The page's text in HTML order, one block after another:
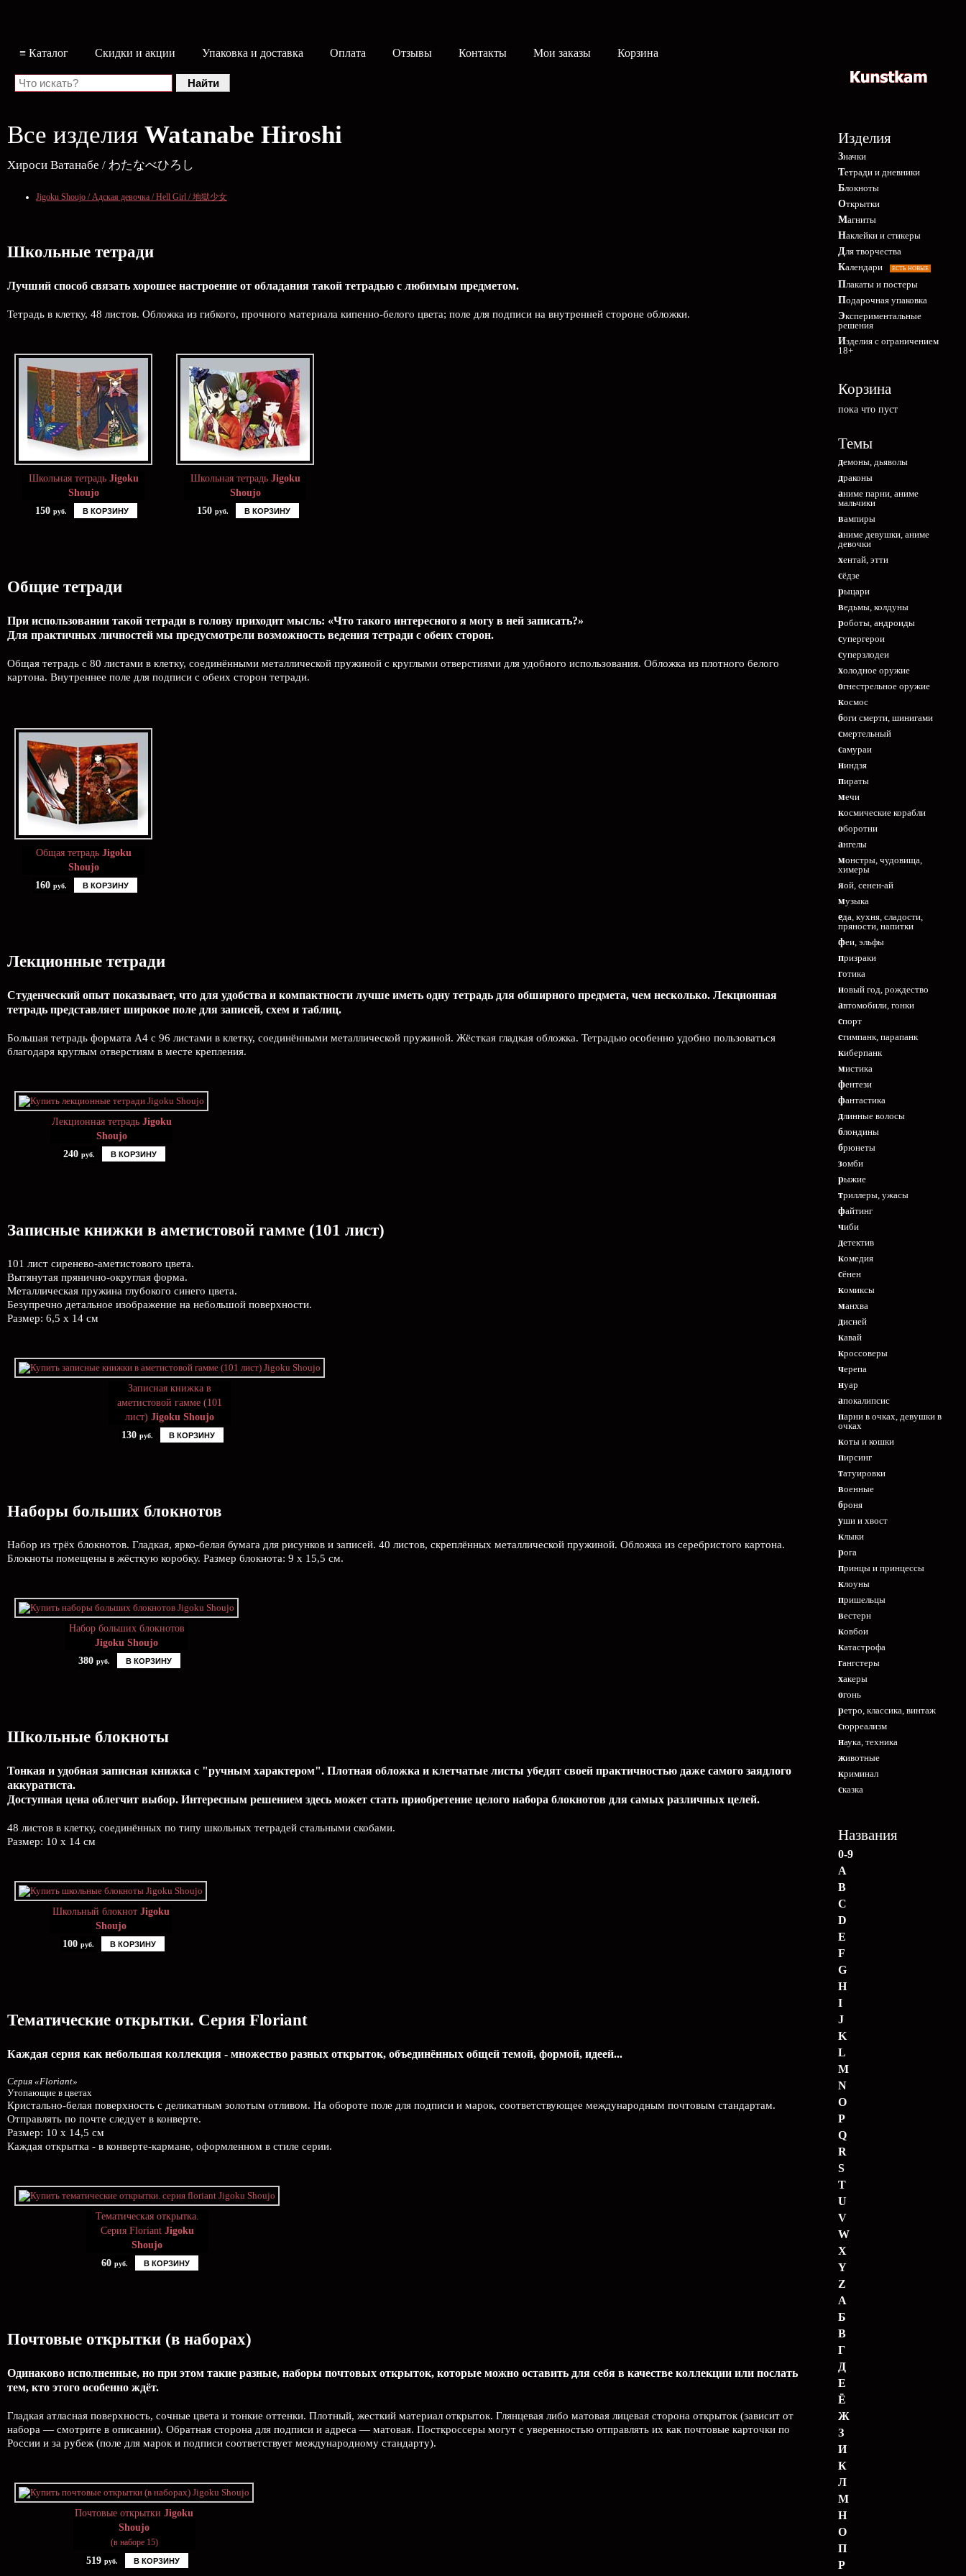
≡ Каталог Скидки и акции Упаковка и доставка Оплата Отзывы Контакты Мои заказы Корзина
Все изделия Watanabe Hiroshi
Хироси Ватанабе / わたなべひろし
Jigoku Shoujo / Адская девочка / Hell Girl / 地獄少女
Школьные тетради
Лучший способ связать хорошее настроение от обладания такой тетрадью c любимым предметом.
Тетрадь в клетку, 48 листов. Обложка из гибкого, прочного материала кипенно-белого цвета; поле для подписи на внутренней стороне обложки.
Школьная тетрадь Jigoku
Shoujo
150 руб. В КОРЗИНУ
Школьная тетрадь Jigoku
Shoujo
150 руб. В КОРЗИНУ
Общие тетради
При использовании такой тетради в голову приходит мысль: «Что такого интересного я могу в ней записать?»
Для практичных личностей мы предусмотрели возможность ведения тетради с обеих сторон.
Общая тетрадь с 80 листами в клетку, соединёнными металлической пружиной с круглыми отверстиями для удобного использования. Обложка из плотного белого
картона. Внутреннее поле для подписи с обеих сторон тетради.
Общая тетрадь Jigoku
Shoujo
160 руб. В КОРЗИНУ
Лекционные тетради
Студенческий опыт показывает, что для удобства и компактности лучше иметь одну тетрадь для обширного предмета, чем несколько. Лекционная
тетрадь представляет широкое поле для записей, схем и таблиц.
Большая тетрадь формата А4 с 96 листами в клетку, соединёнными металлической пружиной. Жёсткая гладкая обложка. Тетрадью особенно удобно пользоваться
благодаря круглым отверстиям в месте крепления.
Лекционная тетрадь Jigoku
Shoujo
240 руб. В КОРЗИНУ
Записные книжки в аметистовой гамме (101 лист)
101 лист сиренево-аметистового цвета.
Вытянутая прянично-округлая форма.
Металлическая пружина глубокого синего цвета.
Безупречно детальное изображение на небольшой поверхности.
Размер: 6,5 х 14 см
Записная книжка в
аметистовой гамме (101
лист) Jigoku Shoujo
130 руб. В КОРЗИНУ
Наборы больших блокнотов
Набор из трёх блокнотов. Гладкая, ярко-белая бумага для рисунков и записей. 40 листов, скреплённых металлической пружиной. Обложка из серебристого картона.
Блокноты помещены в жёсткую коробку. Размер блокнота: 9 х 15,5 см.
Набор больших блокнотов
Jigoku Shoujo
380 руб. В КОРЗИНУ
Школьные блокноты
Тонкая и удобная записная книжка с "ручным характером". Плотная обложка и клетчатые листы убедят своей практичностью даже самого заядлого
аккуратиста.
Доступная цена облегчит выбор. Интересным решением здесь может стать приобретение целого набора блокнотов для самых различных целей.
48 листов в клетку, соединённых по типу школьных тетрадей стальными скобами.
Размер: 10 x 14 см
Школьный блокнот Jigoku
Shoujo
100 руб. В КОРЗИНУ
Тематические открытки. Серия Floriant
Каждая серия как небольшая коллекция - множество разных открыток, объединённых общей темой, формой, идеей...
Серия «Floriant»
Утопающие в цветах
Кристально-белая поверхность с деликатным золотым отливом. На обороте поле для подписи и марок, соответствующее международным почтовым стандартам.
Отправлять по почте следует в конверте.
Размер: 10 х 14,5 см
Каждая открытка - в конверте-кармане, оформленном в стиле серии.
Тематическая открытка.
Серия Floriant Jigoku
Shoujo
60 руб. В КОРЗИНУ
Почтовые открытки (в наборах)
Одинаково исполненные, но при этом такие разные, наборы почтовых открыток, которые можно оставить для себя в качестве коллекции или послать
тем, кто этого особенно ждёт.
Гладкая атласная поверхность, сочные цвета и тонкие оттенки. Плотный, жесткий материал открыток. Глянцевая либо матовая лицевая сторона открыток (зависит от
набора — смотрите в описании). Обратная сторона для подписи и адреса — матовая. Посткроссеры могут с уверенностью отправлять их как почтовые карточки по
России и за рубеж (поле для марок и подписи соответствует международному стандарту).
Почтовые открытки Jigoku
Shoujo
(в наборе 15)
519 руб. В КОРЗИНУ
Изделия
Значки
Тетради и дневники
Блокноты
Открытки
Магниты
Наклейки и стикеры
Для творчества
Календари
ЕСТЬ НОВЫЕ
Плакаты и постеры
Подарочная упаковка
Экспериментальные
решения
Изделия с ограничением
18+
Корзина
пока что пуст
Темы
демоны, дьяволы
драконы
аниме парни, аниме
мальчики
вампиры
аниме девушки, аниме
девочки
хентай, этти
сёдзе
рыцари
ведьмы, колдуны
роботы, андроиды
супергерои
суперзлодеи
холодное оружие
огнестрельное оружие
космос
боги смерти, шинигами
смертельный
самураи
ниндзя
пираты
мечи
космические корабли
оборотни
ангелы
монстры, чудовища,
химеры
яой, сенен-ай
музыка
еда, кухня, сладости,
пряности, напитки
феи, эльфы
призраки
готика
новый год, рождество
автомобили, гонки
спорт
стимпанк, парапанк
киберпанк
мистика
фентези
фантастика
длинные волосы
блондины
брюнеты
зомби
рыжие
триллеры, ужасы
файтинг
чиби
детектив
комедия
сёнен
комиксы
манхва
дисней
кавай
кроссоверы
черепа
нуар
апокалипсис
парни в очках, девушки в
очках
коты и кошки
пирсинг
татуировки
военные
броня
уши и хвост
клыки
рога
принцы и принцессы
клоуны
пришельцы
вестерн
ковбои
катастрофа
гангстеры
хакеры
огонь
ретро, классика, винтаж
сюрреализм
наука, техника
животные
криминал
сказка
Названия
0-9
A
B
C
D
E
F
G
H
I
J
K
L
M
N
O
P
Q
R
S
T
U
V
W
X
Y
Z
А
Б
В
Г
Д
Е
Ё
Ж
З
И
К
Л
М
Н
О
П
Р